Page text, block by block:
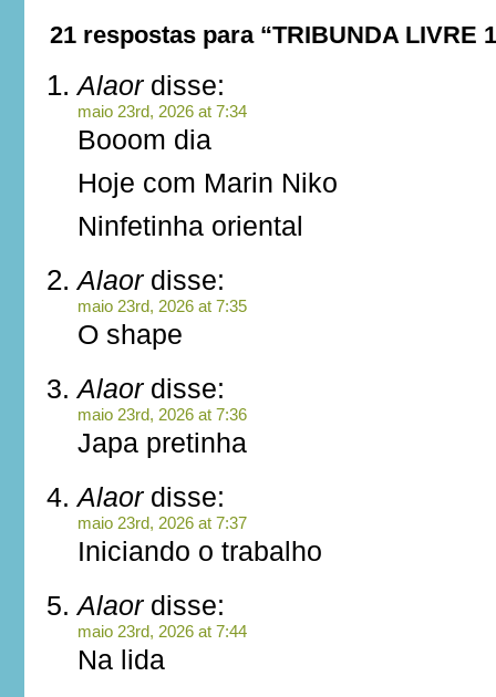
21 respostas para “TRIBUNDA LIVRE
Alaordisse:
maio 23rd, 2026 at 7:34
Booom dia
Hoje com Marin Niko
Ninfetinha oriental
Alaordisse:
maio 23rd, 2026 at 7:35
O shape
Alaordisse:
maio 23rd, 2026 at 7:36
Japa pretinha
Alaordisse:
maio 23rd, 2026 at 7:37
Iniciando o trabalho
Alaordisse:
maio 23rd, 2026 at 7:44
Na lida